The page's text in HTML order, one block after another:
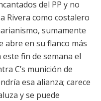
del PP y no
Rivera como costalero
sumamente
abre en su flanco más
fin de semana el
C’s munición de
esa alianza; carece
y se puede